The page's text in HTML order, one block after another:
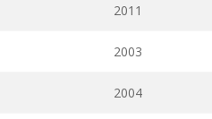
2011
2003
2004